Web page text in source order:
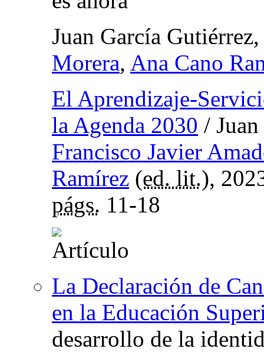
Juan García
Morera, Ana Cano
El Aprendizaje-
la Agenda 2030 /
Francisco Javier
Ramírez (ed. lit.),
págs. 11-18
La Declaración de
en la Educación
desarrollo de la